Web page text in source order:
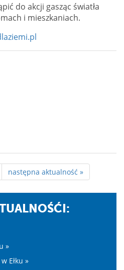
do akcji gasząc światła
i mieszkaniach.
następna aktualność »
»
Ełku »